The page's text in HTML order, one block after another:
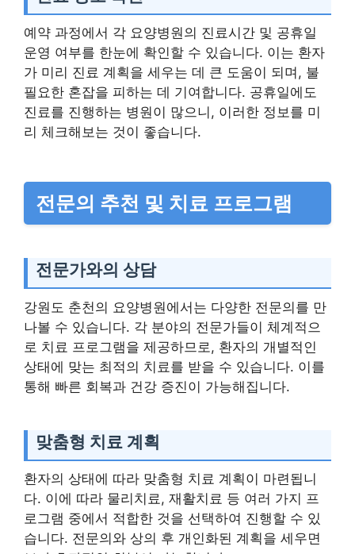
예약 과정에서 각 요양병원의 진료시간 및 공휴일
운영 여부를 한눈에 확인할 수 있습니다. 이는 환자
가 미리 진료 계획을 세우는 데 큰 도움이 되며, 불
필요한 혼잡을 피하는 데 기여합니다. 공휴일에도
진료를 진행하는 병원이 많으니, 이러한 정보를 미
리 체크해보는 것이 좋습니다.
전문의 추천 및 치료 프로그램
전문가와의 상담
강원도 춘천의 요양병원에서는 다양한 전문의를 만
나볼 수 있습니다. 각 분야의 전문가들이 체계적으
로 치료 프로그램을 제공하므로, 환자의 개별적인
상태에 맞는 최적의 치료를 받을 수 있습니다. 이를
통해 빠른 회복과 건강 증진이 가능해집니다.
맞춤형 치료 계획
환자의 상태에 따라 맞춤형 치료 계획이 마련됩니
다. 이에 따라 물리치료, 재활치료 등 여러 가지 프
로그램 중에서 적합한 것을 선택하여 진행할 수 있
습니다. 전문의와 상의 후 개인화된 계획을 세우면